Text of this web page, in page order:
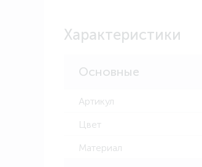
Характеристики
Основные
Артикул
Цвет
Материал